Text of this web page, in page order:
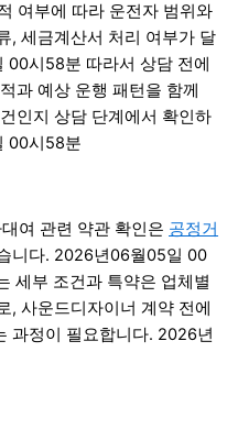
여부에 따라 운전자 범위와
, 세금계산서 처리 여부가 달
시58분 따라서 상담 전에
과 예상 운행 패턴을 함께
인지 상담 단계에서 확인하
00시58분
여 관련 약관 확인은 공정거
니다. 2026년06월05일 00
세부 조건과 특약은 업체별
, 사운드디자이너 계약 전에
과정이 필요합니다. 2026년